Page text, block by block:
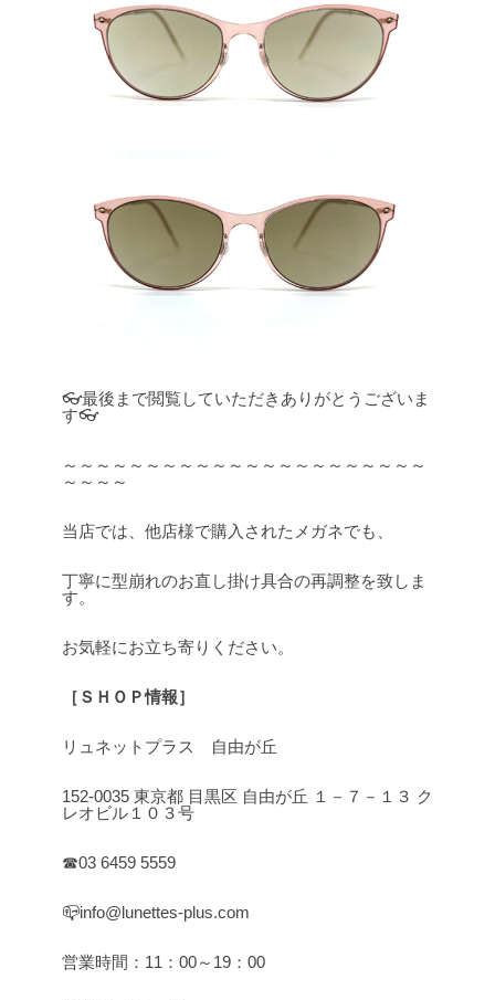
👓最後まで閲覧していただきありがとうございま
す👓
～～～～～～～～～～～～～～～～～～～～～～
～～～～
当店では、他店様で購入されたメガネでも、
丁寧に型崩れのお直し掛け具合の再調整を致しま
す。
お気軽にお立ち寄りください。
［ＳＨＯＰ情報］
リュネットプラス 自由が丘
152-0035 東京都 目黒区 自由が丘 １－７－１３ ク
レオビル１０３号
☎03 6459 5559
📪info@lunettes-plus.com
営業時間：11：00～19：00